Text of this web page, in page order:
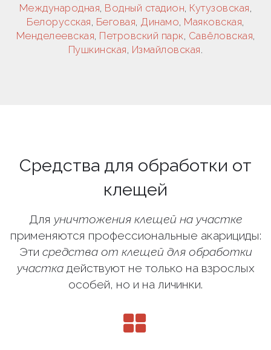
Международная, Водный стадион, Кутузовская,
Белорусская, Беговая, Динамо, Маяковская,
Менделеевская, Петровский парк, Савёловская,
Пушкинская, Измайловская.
Средства для обработки от
клещей
Для уничтожения клещей на участке
применяются профессиональные акарициды:
Эти средства от клещей для обработки
участкадействуют не только на взрослых
особей, но и на личинки.